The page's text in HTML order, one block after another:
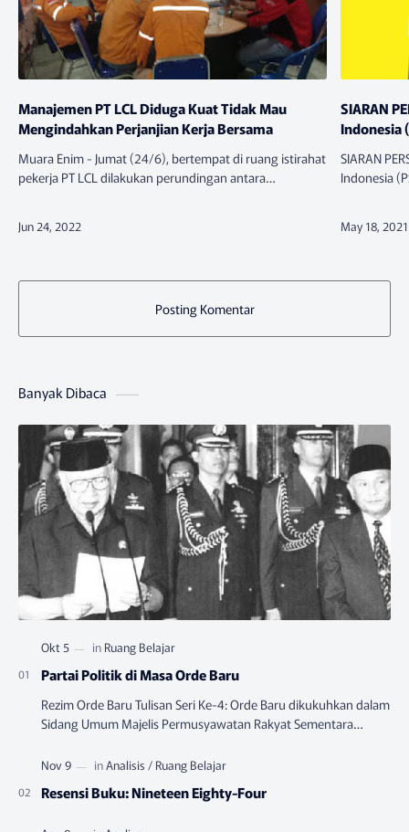
Manajemen PT LCL Diduga Kuat Tidak Mau
Mengindahkan Perjanjian Kerja Bersama
Muara Enim - Jumat (24/6), bertempat di ruang istirahat
pekerja PT LCL dilakukan perundingan antara
SIARAN
Indonesia
SIARAN PERS Pusat Studi Hukum dan
Indonesia (PSHK) “5 Cacat
Posting Komentar
Banyak Dibaca
Partai Politik di Masa Orde Baru
Rezim Orde Baru Tulisan Seri Ke-4: Orde Baru dikukuhkan dalam
Sidang Umum Majelis Permusyawatan Rakyat Sementara
Resensi Buku: Nineteen Eighty-Four